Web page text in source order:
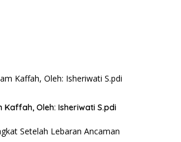
Kaffah, Oleh: Isheriwati S.pdi